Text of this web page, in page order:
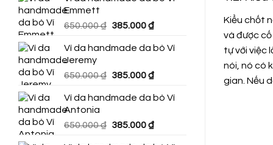
Emmett
650.000₫ Giá
là:
385.000₫Giá
tại
385.000 ₫.
Ví da handmade da bò Ví
Jeremy
650.000₫ Giá
là:
385.000₫Giá
tại
385.000 ₫.
Ví da handmade da bò Ví
Antonia
650.000₫ Giá
385.000₫Giá
Kiểu chốt
và được
tự với việc
nói, nó có
gian. Nếu